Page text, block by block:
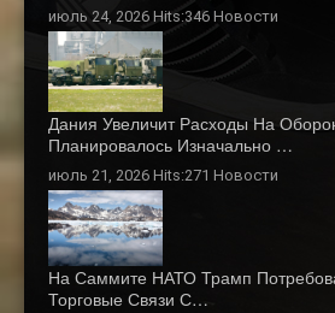
июль 24, 2026 Hits:346 Новости
Дания Увеличит Расходы На
Планировалось Изначально …
июль 21, 2026 Hits:271 Новости
На Саммите НАТО Трамп
Торговые Связи С…